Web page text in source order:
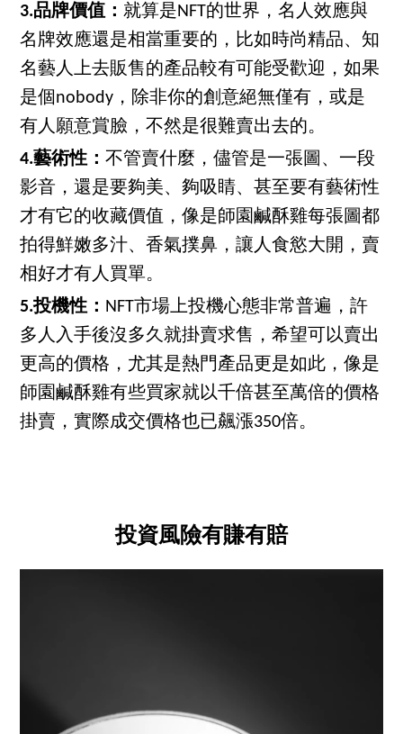
3.品牌價值：就算是NFT的世界，名人效應與
名牌效應還是相當重要的，比如時尚精品、知
名藝人上去販售的產品較有可能受歡迎，如果
是個nobody，除非你的創意絕無僅有，或是
有人願意賞臉，不然是很難賣出去的。
4.藝術性：不管賣什麼，儘管是一張圖、一段
影音，還是要夠美、夠吸睛、甚至要有藝術性
才有它的收藏價值，像是師園鹹酥雞每張圖都
拍得鮮嫩多汁、香氣撲鼻，讓人食慾大開，賣
相好才有人買單。
5.投機性： NFT市場上投機心態非常普遍，許
多人入手後沒多久就掛賣求售，希望可以賣出
更高的價格，尤其是熱門產品更是如此，像是
師園鹹酥雞有些買家就以千倍甚至萬倍的價格
掛賣，實際成交價格也已飆漲350倍。
投資風險有賺有賠